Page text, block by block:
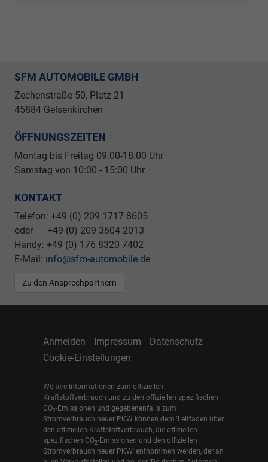
SFM AUTOMOBILE GMBH
Zechenstraße 50, Platz 21
45884 Gelsenkirchen
ÖFFNUNGSZEITEN
Montag bis Freitag 09:00-18:00 Uhr
Samstag von 10:00 - 15:00 Uhr
KONTAKT
Telefon: +49 (0) 209 1717 8605
oder +49 (0) 209 3604 2013
Handy: +49 (0) 176 8320 7402
E-Mail: info@sfm-automobile.de
Zu den Ansprechpartnern
Anmelden Impressum
Datenschutz
Cookie-Einstellungen
Weitere Informationen zum offiziellen
Kraftstoffverbrauch und zu den offiziellen spezifischen
CO2-Emissionen und gegebenenfalls zum
Stromverbrauch neuer PKW können dem 'Leitfaden über
den offiziellen Kraftstoffverbrauch, die offiziellen
spezifischen CO2-Emissionen und den offiziellen
Stromverbrauch neuer PKW' entnommen werden, der an